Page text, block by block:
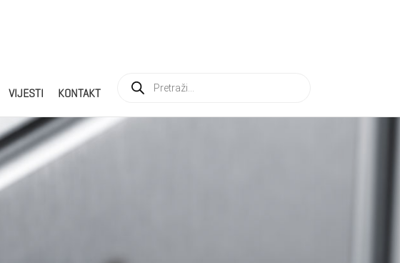
VIJESTI KONTAKT
Products
search